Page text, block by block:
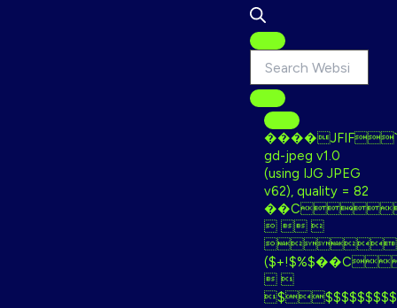
gd-jpeg v1.0
(using IJG JPEG
v62), quality = 82
  
 